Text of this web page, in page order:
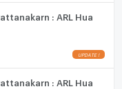
: ARL Hua
: ARL Hua